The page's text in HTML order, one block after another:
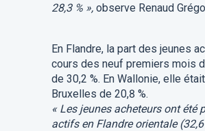
28,3 % », observe Renaud
En Flandre, la part des jeunes
cours des neuf premiers mois
de 30,2 %. En Wallonie, elle
Bruxelles de 20,8 %.
« Les jeunes acheteurs ont été
actifs en Flandre orientale